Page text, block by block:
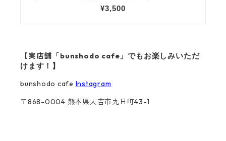
【実店舗「bunshodo cafe 」でもお楽しみいただ
けます！】
bunshodo cafe Instagram
〒868-0004 熊本県人吉市九日町43-1